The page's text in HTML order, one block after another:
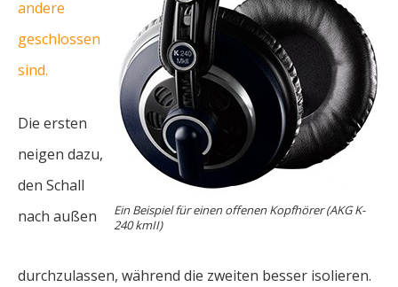
Ein Beispiel für einen offenen Kopfhörer (AKG K-
240 kmII)
andere
geschlossen
sind.
Die ersten
neigen dazu,
den Schall
nach außen
durchzulassen, während die zweiten besser isolieren.